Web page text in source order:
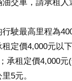
油交車，請承租人
駛最高里程為
租定價4,000元以
承租定價4,000元
5元。